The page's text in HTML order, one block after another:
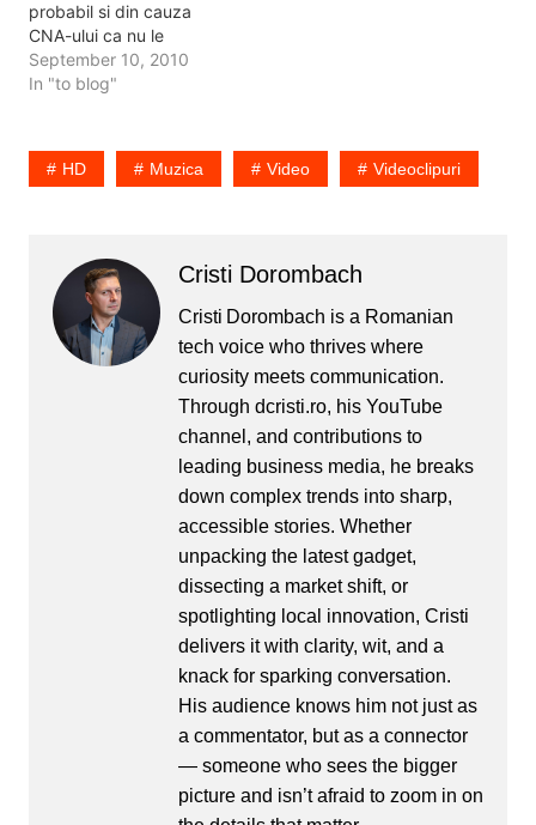
probabil si din cauza
CNA-ului ca nu le
difuzeaza clipurile cu
muie, dar si din cauza
si in ce tenta. Sau cel
putin nu le produce
September 10, 2010
In "to blog"
HD Muzica Video Videoclipuri
Cristi Dorombach
Cristi Dorombach is a Romanian
tech voice who thrives where
curiosity meets communication.
Through dcristi.ro, his YouTube
channel, and contributions to
leading business media, he breaks
down complex trends into sharp,
accessible stories. Whether
unpacking the latest gadget,
dissecting a market shift, or
spotlighting local innovation, Cristi
delivers it with clarity, wit, and a
knack for sparking conversation.
His audience knows him not just as
a commentator, but as a connector
— someone who sees the bigger
picture and isn’t afraid to zoom in on